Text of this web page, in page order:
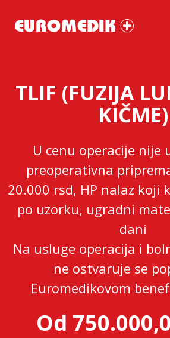
TLIF (FUZIJA
KIČME)
U cenu operacije nije
preoperativna
20.000 rsd, HP nalaz koji
po uzorku, ugradni
dani
Na usluge operacija i
ne ostvaruje se
Euromedikovom
Od